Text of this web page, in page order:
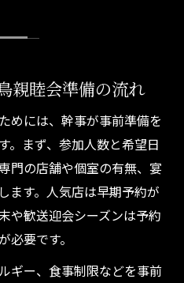
親睦会準備の流れ
めには、幹事が事前準備を
。まず、参加人数と希望日
門の店舗や個室の有無、宴
ます。人気店は早期予約が
や歓送迎会シーズンは予約
要です。
ギー、食事制限などを事前